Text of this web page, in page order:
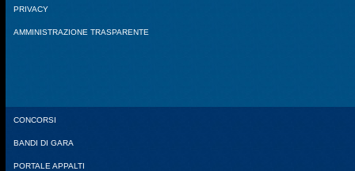
PRIVACY
AMMINISTRAZIONE TRASPARENTE
CONCORSI
BANDI DI GARA
PORTALE APPALTI